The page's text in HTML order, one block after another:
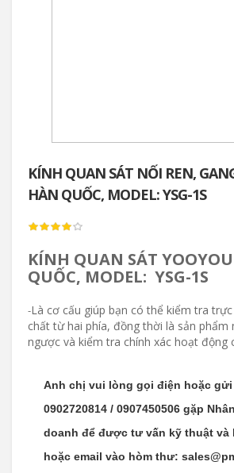
KÍNH QUAN SÁT NỐI REN,
HÀN QUỐC, MODEL: YSG-1S
KÍNH QUAN SÁT
QUỐC, MODEL: YSG-1S
-Là cơ cấu giúp bạn có thể kiểm tra
chất từ ​​hai phía, đồng thời là sản phẩm
ngược và kiểm tra chính xác hoạt động
Anh chị vui lòng gọi điện hoặc gửi
0902720814 / 0907450506 gặp
doanh để được tư vấn kỹ thuật và
hoặc email vào hòm thư: